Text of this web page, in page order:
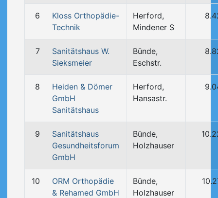
6
Kloss Orthopädie-
Technik
Herford,
Mindener S
7
Sanitätshaus W.
Sieksmeier
Bünde,
Eschstr.
8
Heiden & Dömer
GmbH
Sanitätshaus
Herford,
Hansastr.
9
Sanitätshaus
Gesundheitsforum
GmbH
Bünde,
Holzhauser
10
ORM Orthopädie
& Rehamed GmbH
Bünde,
Holzhauser